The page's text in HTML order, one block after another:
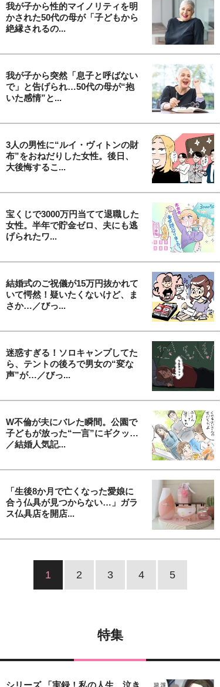
我が子から性的マイノリティを明
かされた50代の母が「子どもから
絶縁されるの...
我が子から突然「息子と呼ばない
で」と告げられ…50代の母が“抱
いた感情”と...
3人の男性に“ルイ・ヴィトンの財
布”をおねだりした女性。後日、
大後悔するこ...
宝くじで3000万円当てて退職した
女性。半年で貯金ゼロ、夫にも逃
げられたワ...
結婚式のご祝儀が15万円抜かれて
いて愕然！疑いたくないけど、ま
さか…／びっ...
迷惑すぎる！ソロキャンプしてた
ら、テントの後ろで男女の“変な
声”が…／びっ...
W不倫が夫にバレた瞬間。公園で
子どもが放った“一言”にギクッ…
／結婚人気記...
「生後8か月で亡くなった愛娘に
合う仏具が見つからない…」ガラ
ス仏具店を開店...
1 2 3 4 5
特集
シリーズ 「実録！私の人生、泣き